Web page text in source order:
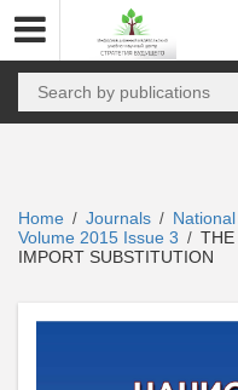
Home / Journals /
Volume 2015 Issue 3 / THE
IMPORT SUBSTITUTION